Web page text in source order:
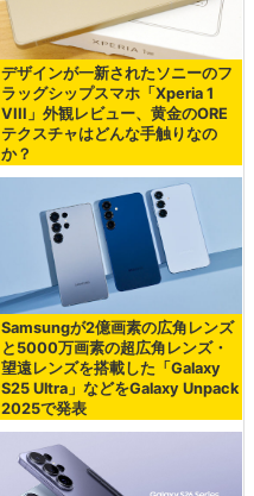
デザインが一新されたソニーのフ
ラッグシップスマホ「Xperia 1
VIII」外観レビュー、黄金のORE
テクスチャはどんな手触りなの
か？
Samsungが2億画素の広角レンズ
と5000万画素の超広角レンズ・
望遠レンズを搭載した「Galaxy
S25 Ultra」などをGalaxy Unpack
2025で発表